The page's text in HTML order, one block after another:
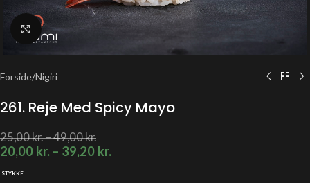
Klik for at forstørre
Forside/Nigiri
261. Reje Med Spicy Mayo
25,00kr.–49,00kr.
20,00 kr. – 39,20 kr.
STYKKE